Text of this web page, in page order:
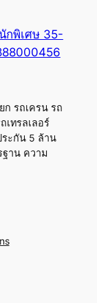
กพิเศษ 35-
ก รถเครน รถ
เทรลเลอร์
ระกัน 5 ล้าน
ฐาน ความ